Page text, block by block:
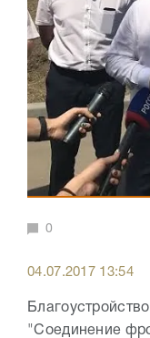
0
04.07.2017 13:54
"Соединение